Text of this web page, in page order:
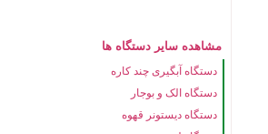
مشاهده سایر دستگاه ها
دستگاه آبگیری چند کاره
دستگاه الک و بوجار
دستگاه دیستونر قهوه